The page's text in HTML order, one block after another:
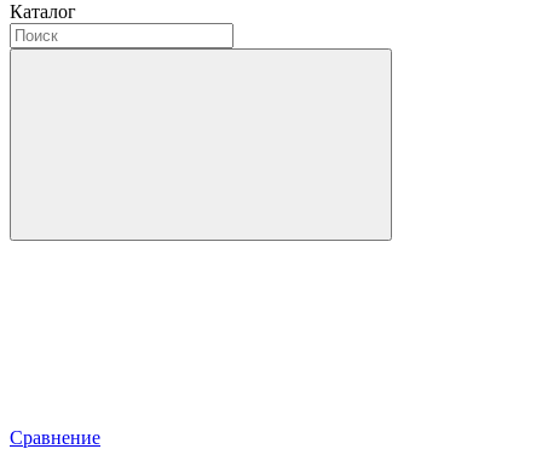
Каталог
Сравнение